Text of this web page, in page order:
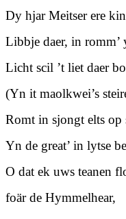
Dy hjar Meitser ere
Libbje daer, in romm’
Licht scil ’t liet daer
(Yn it maolkwei’s
Romt in sjongt elts op
Yn de great’ in lytse
O dat ek uws teanen
foär de Hymmelhear,